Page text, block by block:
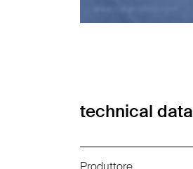
technical data